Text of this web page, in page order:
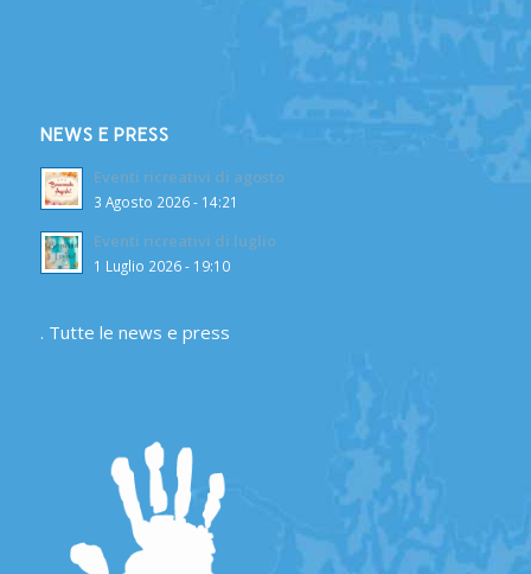
NEWS E PRESS
Eventi ricreativi di agosto
3 Agosto 2026 - 14:21
Eventi ricreativi di luglio
1 Luglio 2026 - 19:10
. Tutte le news e press